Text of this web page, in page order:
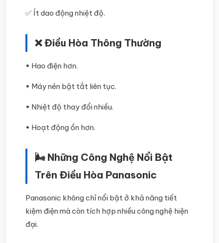
✅ Ít dao động nhiệt độ.
❌ Điều Hòa Thông Thường
• Hao điện hơn.
• Máy nén bật tắt liên tục.
• Nhiệt độ thay đổi nhiều.
• Hoạt động ồn hơn.
🌬️ Những Công Nghệ Nổi Bật
Trên Điều Hòa Panasonic
Panasonic không chỉ nổi bật ở khả năng tiết
kiệm điện mà còn tích hợp nhiều công nghệ hiện
đại.